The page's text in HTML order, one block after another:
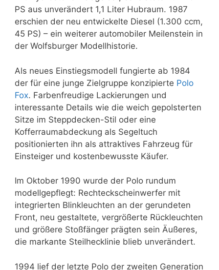
PS aus unverändert 1,1 Liter Hubraum. 1987
erschien der neu entwickelte Diesel (1.300 ccm,
45 PS) – ein weiterer automobiler Meilenstein in
der Wolfsburger Modellhistorie.
Als neues Einstiegsmodell fungierte ab 1984
der für eine junge Zielgruppe konzipierte Polo
Fox. Farbenfreudige Lackierungen und
interessante Details wie die weich gepolsterten
Sitze im Steppdecken-Stil oder eine
Kofferraumabdeckung als Segeltuch
positionierten ihn als attraktives Fahrzeug für
Einsteiger und kostenbewusste Käufer.
Im Oktober 1990 wurde der Polo rundum
modellgepflegt: Rechteckscheinwerfer mit
integrierten Blinkleuchten an der gerundeten
Front, neu gestaltete, vergrößerte Rückleuchten
und größere Stoßfänger prägten sein Äußeres,
die markante Steilhecklinie blieb unverändert.
1994 lief der letzte Polo der zweiten Generation